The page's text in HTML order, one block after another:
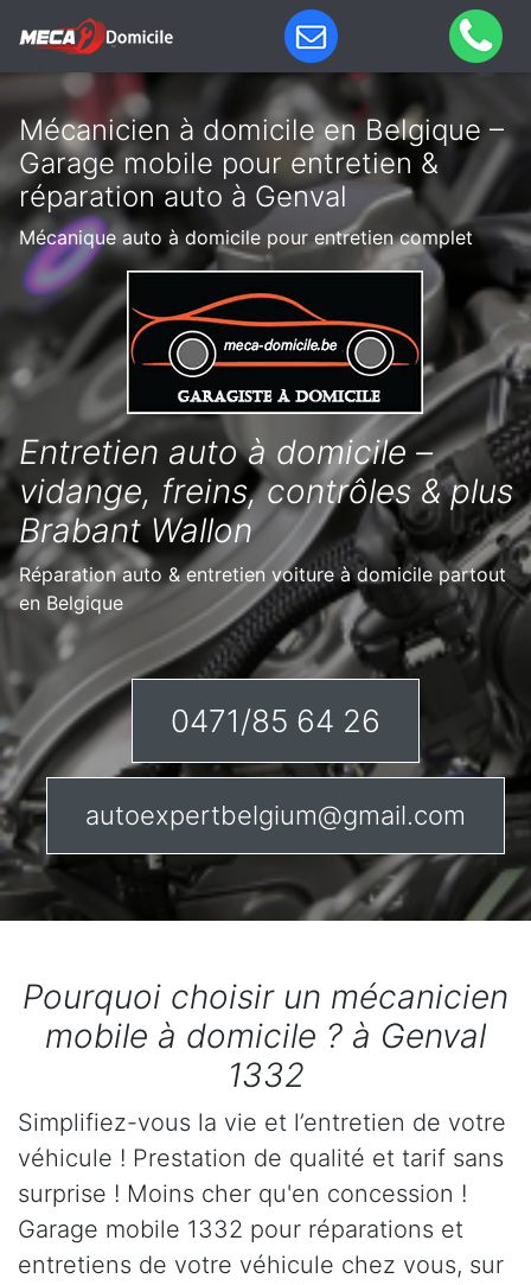
Mécanicien à domicile en Belgique –
Garage mobile pour entretien &
réparation auto à Genval
Mécanique auto à domicile pour entretien complet
Entretien auto à domicile –
vidange, freins, contrôles & plus
Brabant Wallon
Réparation auto & entretien voiture à domicile partout
en Belgique
0471/85 64 26
autoexpertbelgium@gmail.com
Pourquoi choisir un mécanicien
mobile à domicile ? à Genval
1332
Simplifiez-vous la vie et l’entretien de votre
véhicule ! Prestation de qualité et tarif sans
surprise ! Moins cher qu'en concession !
Garage mobile 1332 pour réparations et
entretiens de votre véhicule chez vous, sur